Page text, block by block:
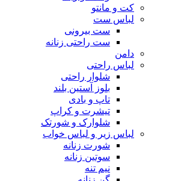
کت و مانتو
لباس ست
ست بیرونی
ست راحتی زنانه
دامن
لباس راحتی
شلوار راحتی
بلوز آستین بلند
تاپ و بادی
تیشرت و کراپ
شلوارک و شورتک
لباس زیر و لباس خواب
شورت زنانه
سوتین زنانه
نیم تنه